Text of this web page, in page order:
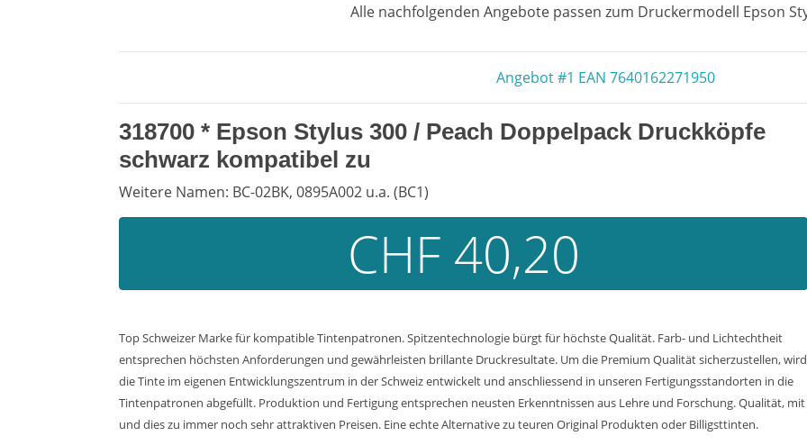
Alle nachfolgenden Angebote passen zum Druckermodell Epson
Angebot #1 EAN 7640162271950
318700 * Epson Stylus 300 / Peach Doppelpack Druckköpfe
schwarz kompatibel zu
Weitere Namen: BC-02BK, 0895A002 u.a. (BC1)
CHF 40,20
Top Schweizer Marke für kompatible Tintenpatronen. Spitzentechnologie bürgt für höchste Qualität. Farb- und Lichtechtheit
entsprechen höchsten Anforderungen und gewährleisten brillante Druckresultate. Um die Premium Qualität sicherzustellen, wird
die Tinte im eigenen Entwicklungszentrum in der Schweiz entwickelt und anschliessend in unseren Fertigungsstandorten in die
Tintenpatronen abgefüllt. Produktion und Fertigung entsprechen neusten Erkenntnissen aus Lehre und Forschung. Qualität,
und dies zu immer noch sehr attraktiven Preisen. Eine echte Alternative zu teuren Original Produkten oder Billigsttinten.